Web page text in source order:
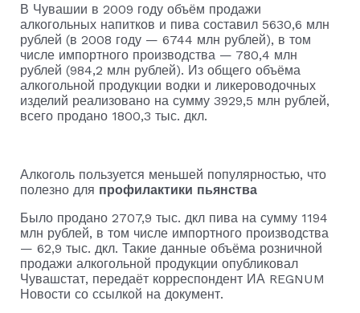
В Чувашии в 2009 году объём продажи
алкогольных напитков и пива составил 5630,6 млн
рублей (в 2008 году — 6744 млн рублей), в том
числе импортного производства — 780,4 млн
рублей (984,2 млн рублей). Из общего объёма
алкогольной продукции водки и ликероводочных
изделий реализовано на сумму 3929,5 млн рублей,
всего продано 1800,3 тыс. дкл.
Алкоголь пользуется меньшей популярностью, что
полезно для профилактики пьянства
Было продано 2707,9 тыс. дкл пива на сумму 1194
млн рублей, в том числе импортного производства
— 62,9 тыс. дкл. Такие данные объёма розничной
продажи алкогольной продукции опубликовал
Чувашстат, передаёт корреспондент ИА REGNUM
Новости со ссылкой на документ.